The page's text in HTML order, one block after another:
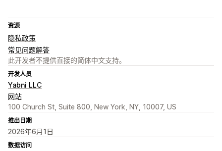
资源
隐私政策
常见问题解答
此开发者不提供直接的简体中文支持。
开发人员
Yabni LLC
网站
100 Church St, Suite 800, New York, NY, 10007, US
推出日期
2026年6月1日
数据访问